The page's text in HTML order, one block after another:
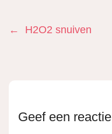
Bericht
←
Previous
H2O2 snuiven
Geef een reactie